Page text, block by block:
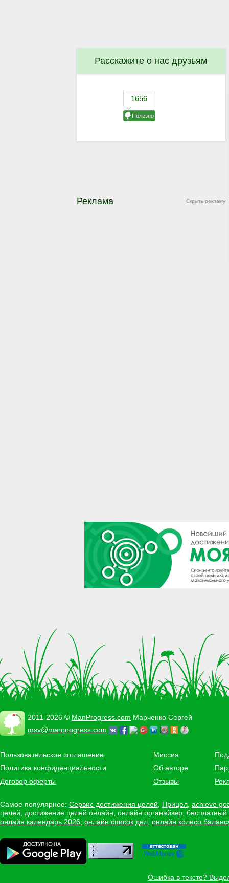
Расскажите о нас друзьям
Скрыть рекламу
Реклама
2011-2026 © ManProgress.com Марченко Сергей
msv@manprogress.com
Пользовательское соглашение
Политика конфиденциальности
Договор оферты
Миссия
Об авторе
Отзывы
Самое популярное: Сервис достижения целей Прицел achieve
целей
достижение целей онлайн онлайн органайзер
онлайн календарь 2026 онлайн список дел онлайн колесо
Ошибка в тексте?